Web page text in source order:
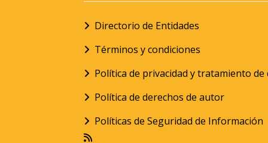
Directorio de Entidades
Términos y condiciones
Política de privacidad y tratamiento
Política de derechos de autor
Políticas de Seguridad de Información